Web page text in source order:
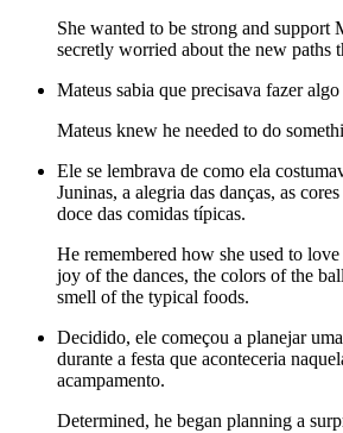
She wanted to be strong and support
secretly worried about the new paths
Mateus sabia que precisava fazer
Mateus knew he needed to do
Ele se lembrava de como ela
Juninas, a alegria das danças, as
doce das comidas típicas.
He remembered how she used to love
joy of the dances, the colors of the
smell of the typical foods.
Decidido, ele começou a planejar
durante a festa que aconteceria
acampamento.
Determined, he began planning a